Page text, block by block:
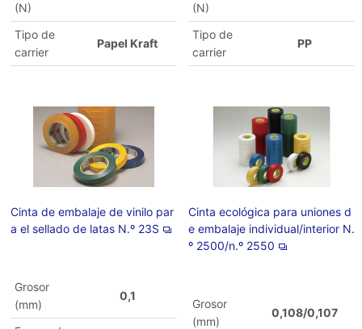
(N)
Tipo de
carrier
Papel Kraft
(N)
Tipo de
carrier
PP
Cinta de embalaje de vinilo par
a el sellado de latas N.º 23S
Grosor
(mm)
0,1
Cinta ecológica para uniones d
e embalaje individual/interior N.
º 2500/n.º 2550
Grosor
(mm)
0,108/0,107